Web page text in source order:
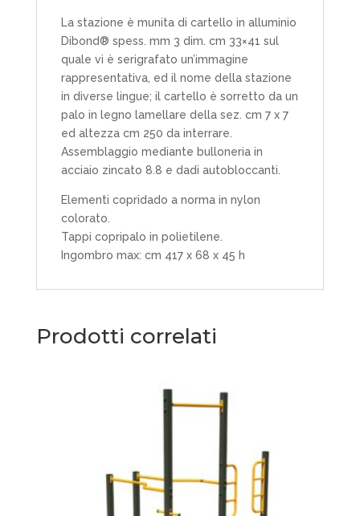
La stazione è munita di cartello in alluminio
Dibond® spess. mm 3 dim. cm 33×41 sul
quale vi è serigrafato un’immagine
rappresentativa, ed il nome della stazione
in diverse lingue; il cartello è sorretto da un
palo in legno lamellare della sez. cm 7 x 7
ed altezza cm 250 da interrare.
Assemblaggio mediante bulloneria in
acciaio zincato 8.8 e dadi autobloccanti.
Elementi copridado a norma in nylon
colorato.
Tappi copripalo in polietilene.
Ingombro max: cm 417 x 68 x 45 h
Prodotti correlati